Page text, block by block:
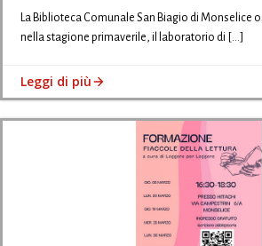
La Biblioteca Comunale San Biagio di Monselice
nella stagione primaverile, il laboratorio di […]
Leggi di più